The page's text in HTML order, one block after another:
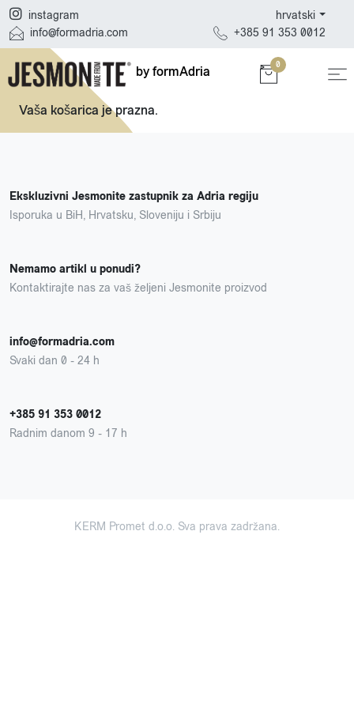
instagram
info@formadria.com
hrvatski
+385 91 353 0012
by formAdria 0
Vaša košarica je prazna.
Ekskluzivni Jesmonite zastupnik za Adria regiju
Isporuka u BiH, Hrvatsku, Sloveniju i Srbiju
Nemamo artikl u ponudi?
Kontaktirajte nas za vaš željeni Jesmonite proizvod
info@formadria.com
Svaki dan 0 - 24 h
+385 91 353 0012
Radnim danom 9 - 17 h
KERM Promet d.o.o. Sva prava zadržana.